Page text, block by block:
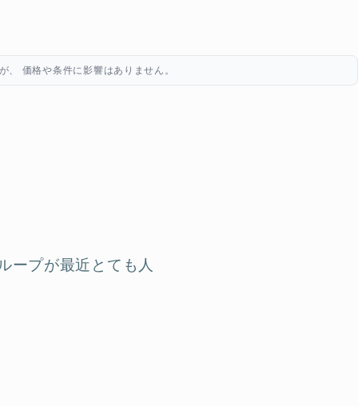
価格や条件に影響はありません。
ープが最近とても人